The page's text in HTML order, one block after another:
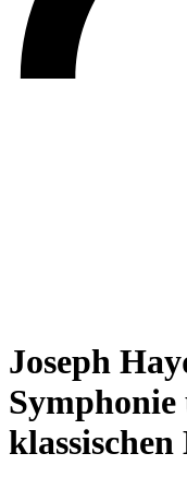
Joseph